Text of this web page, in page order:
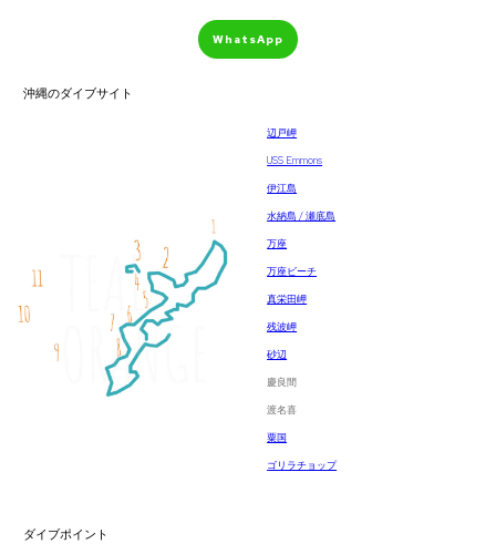
WhatsApp
沖縄のダイブサイト
辺戸岬
USS Emmons
伊江島
水納島 / 瀬底島
万座
万座ビーチ
真栄田岬
残波岬
砂辺
慶良間
渡名喜
粟国
ゴリラチョップ
ダイブポイント